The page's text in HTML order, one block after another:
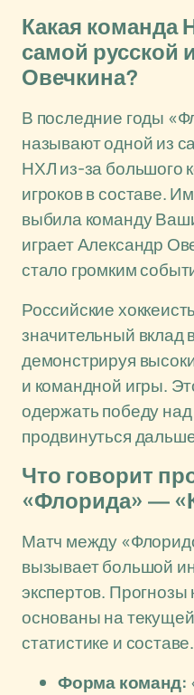
Какая команда
самой русской
Овечкина?
В последние годы
называют одной из
НХЛ из-за большого
игроков в составе.
выбила команду
играет Александр
стало громким
Российские
значительный вклад
демонстрируя
и командной игры.
одержать победу
продвинуться
Что говорит
«Флорида» —
Матч между
вызывает большой
экспертов. Прогнозы
основаны на
статистике и составе.
Форма команд: